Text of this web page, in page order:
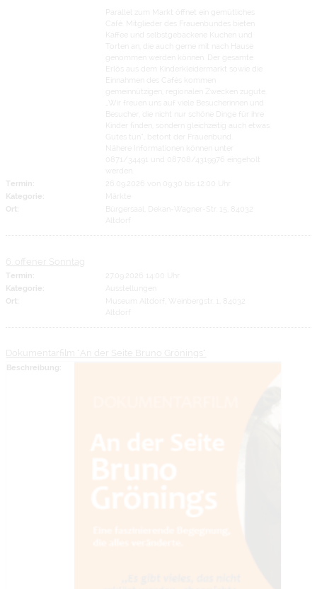
Parallel zum Markt öffnet ein gemütliches
Café. Mitglieder des Frauenbundes bieten
Kaffee und selbstgebackene Kuchen und
Torten an, die auch gerne mit nach Hause
genommen werden können. Der gesamte
Erlös aus dem Kinderkleidermarkt sowie die
Einnahmen des Cafés kommen
gemeinnützigen, regionalen Zwecken zugute.
„Wir freuen uns auf viele Besucherinnen und
Besucher, die nicht nur schöne Dinge für ihre
Kinder finden, sondern gleichzeitig auch etwas
Gutes tun“, betont der Frauenbund.
Nähere Informationen können unter
0871/34491 und 08708/4319976 eingeholt
werden.
Termin:
Kategorie:
Märkte
Ort:
Bürgersaal, Dekan-Wagner-Str. 15, 84032
Altdorf
6. offener Sonntag
Termin:
Kategorie:
Ausstellungen
Ort:
Museum Altdorf, Weinbergstr. 1, 84032
Altdorf
Dokumentarfilm "An der Seite Bruno Grönings"
Beschreibung: